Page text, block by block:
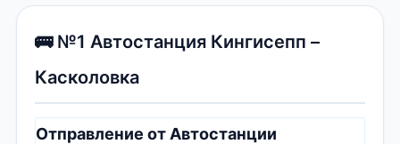
🚌 №1 Автостанция Кингисепп –
Касколовка
Отправление от Автостанции